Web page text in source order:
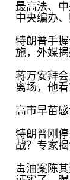
最高法、中
中央编办
特朗普手
施，外媒
蒋万安拜
离场，他
高市早苗
特朗普刚
战？专家
毒油案陈